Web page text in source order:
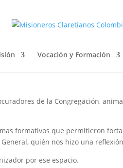
Vocación y Formación
(25-29 enero
de la Congregación,
formativos que permitieron
quién nos hizo una
por ese espacio.